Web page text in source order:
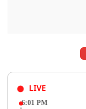
LIVE
6:01 PM